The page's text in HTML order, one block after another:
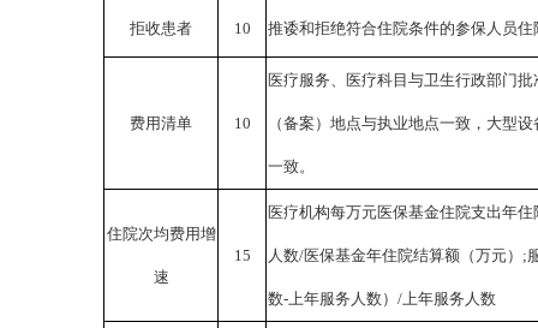
拒收患者 10 推诿和拒绝符合住院条件的参保人员住
费用清单 10
医疗服务、医疗科目与卫生行政部门
（备案）地点与执业地点一致，大型
一致。
住院次均费用增
速
15
医疗机构每万元医保基金住院支出年住
人数/医保基金年住院结算额（万元）;
数-上年服务人数）/上年服务人数